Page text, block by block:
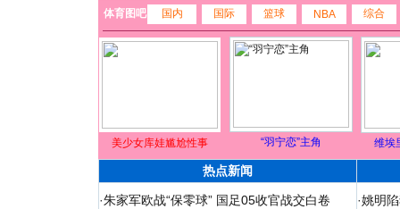
体育图吧 国内 国际 篮球 NBA 综合
美少女库娃尴尬性事 “羽宁恋”主角 维埃
热点新闻
·朱家军欧战“保零球” 国足05收官战交白卷
·姚明